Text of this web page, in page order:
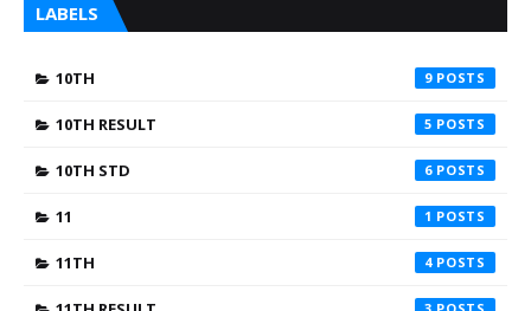
LABELS
10TH 9
10TH RESULT 5
10TH STD 6
11 1
11TH 4